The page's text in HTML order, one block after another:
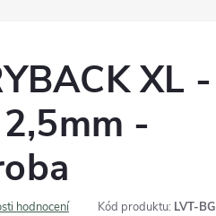
XL -
-
hodnocení Kód produktu: LVT-